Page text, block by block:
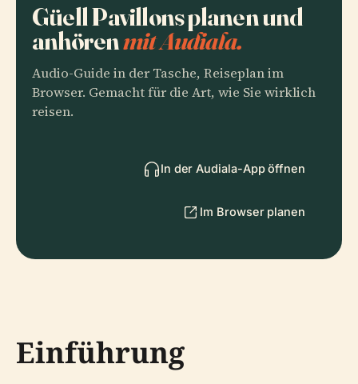
Güell Pavillons planen und
anhörenmit Audiala.
Audio-Guide in der Tasche, Reiseplan im
Browser. Gemacht für die Art, wie Sie wirklich
reisen.
In der Audiala-App öffnen
Im Browser planen
Einführung